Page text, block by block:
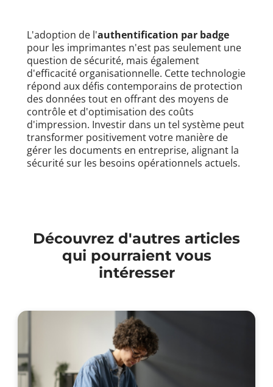
L'adoption de l'authentification par badge
pour les imprimantes n'est pas seulement une
question de sécurité, mais également
d'efficacité organisationnelle. Cette technologie
répond aux défis contemporains de protection
des données tout en offrant des moyens de
contrôle et d'optimisation des coûts
d'impression. Investir dans un tel système peut
transformer positivement votre manière de
gérer les documents en entreprise, alignant la
sécurité sur les besoins opérationnels actuels.
Découvrez d'autres articles
qui pourraient vous
intéresser